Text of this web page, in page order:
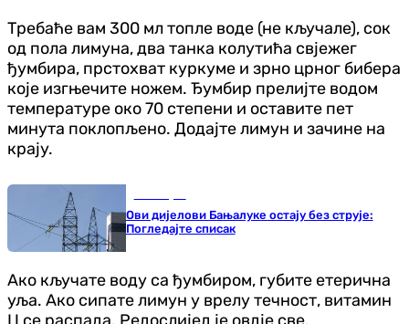
Требаће вам 300 мл топле воде (не кључале), сок
од пола лимуна, два танка колутића свјежег
ђумбира, прстохват куркуме и зрно црног бибера
које изгњечите ножем. Ђумбир прелијте водом
температуре око 70 степени и оставите пет
минута поклопљено. Додајте лимун и зачине на
крају.
Ови дијелови Бањалуке остају без струје:
Погледајте списак
Ако кључате воду са ђумбиром, губите етерична
уља. Ако сипате лимун у врелу течност, витамин